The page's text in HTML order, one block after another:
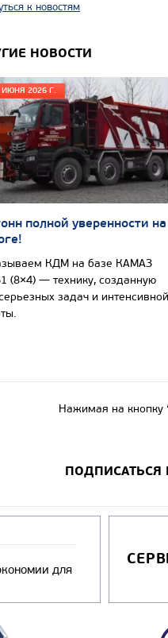
к новостям
НОВОСТИ
ИЮНЯ 2026 Г.
полной уверенности на
КДМ на базе КАМАЗ
(8×4) — технику, созданную
задач и интенсивной
Нажимая на кнопку
ПОДПИСАТЬСЯ
для